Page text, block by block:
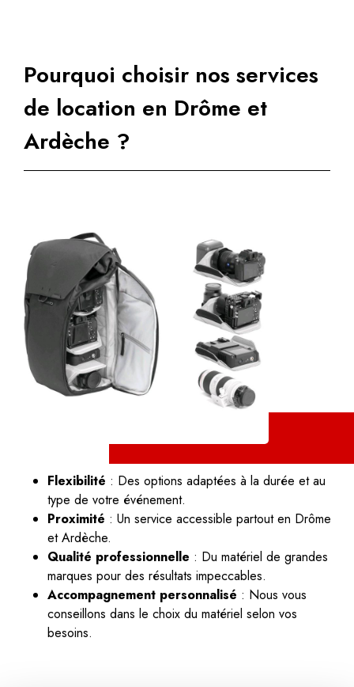
Pourquoi choisir nos services
de location en Drôme et
Ardèche ?
Flexibilité : Des options adaptées à la durée et au
type de votre événement.
Proximité : Un service accessible partout en Drôme
et Ardèche.
Qualité professionnelle : Du matériel de grandes
marques pour des résultats impeccables.
Accompagnement personnalisé : Nous vous
conseillons dans le choix du matériel selon vos
besoins.